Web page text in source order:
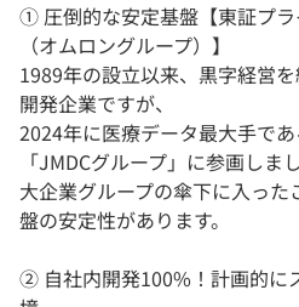
① 圧倒的な安定基盤【東証プ
（オムロングループ）】
1989年の設立以来、黒字経営
開発企業ですが、
2024年に医療データ最大手で
「JMDCグループ」に参画しま
大企業グループの傘下に入っ
盤の安定性があります。
② 自社内開発100%！計画的に